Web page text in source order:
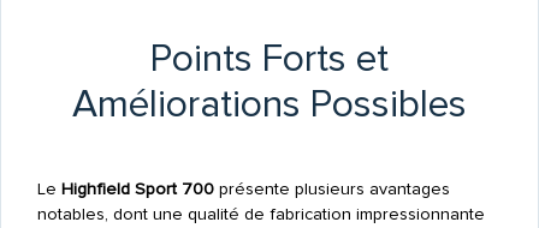
Points Forts et
Améliorations Possibles
Le Highfield Sport 700présente plusieurs avantages
notables, dont une qualité de fabrication impressionnante